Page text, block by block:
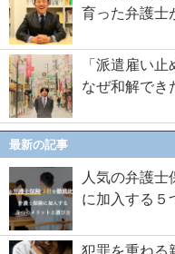
育った弁護士
「派遣雇い
なぜ和解でき
最新の記事
人気の弁護士
に加入する５